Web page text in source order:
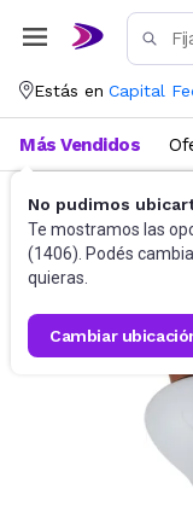
Estás en Capital
No pudimos
Te mostramos las
(1406). Podés
quieras.
cambiar
Más Vendidos
Belleza y Cuidado